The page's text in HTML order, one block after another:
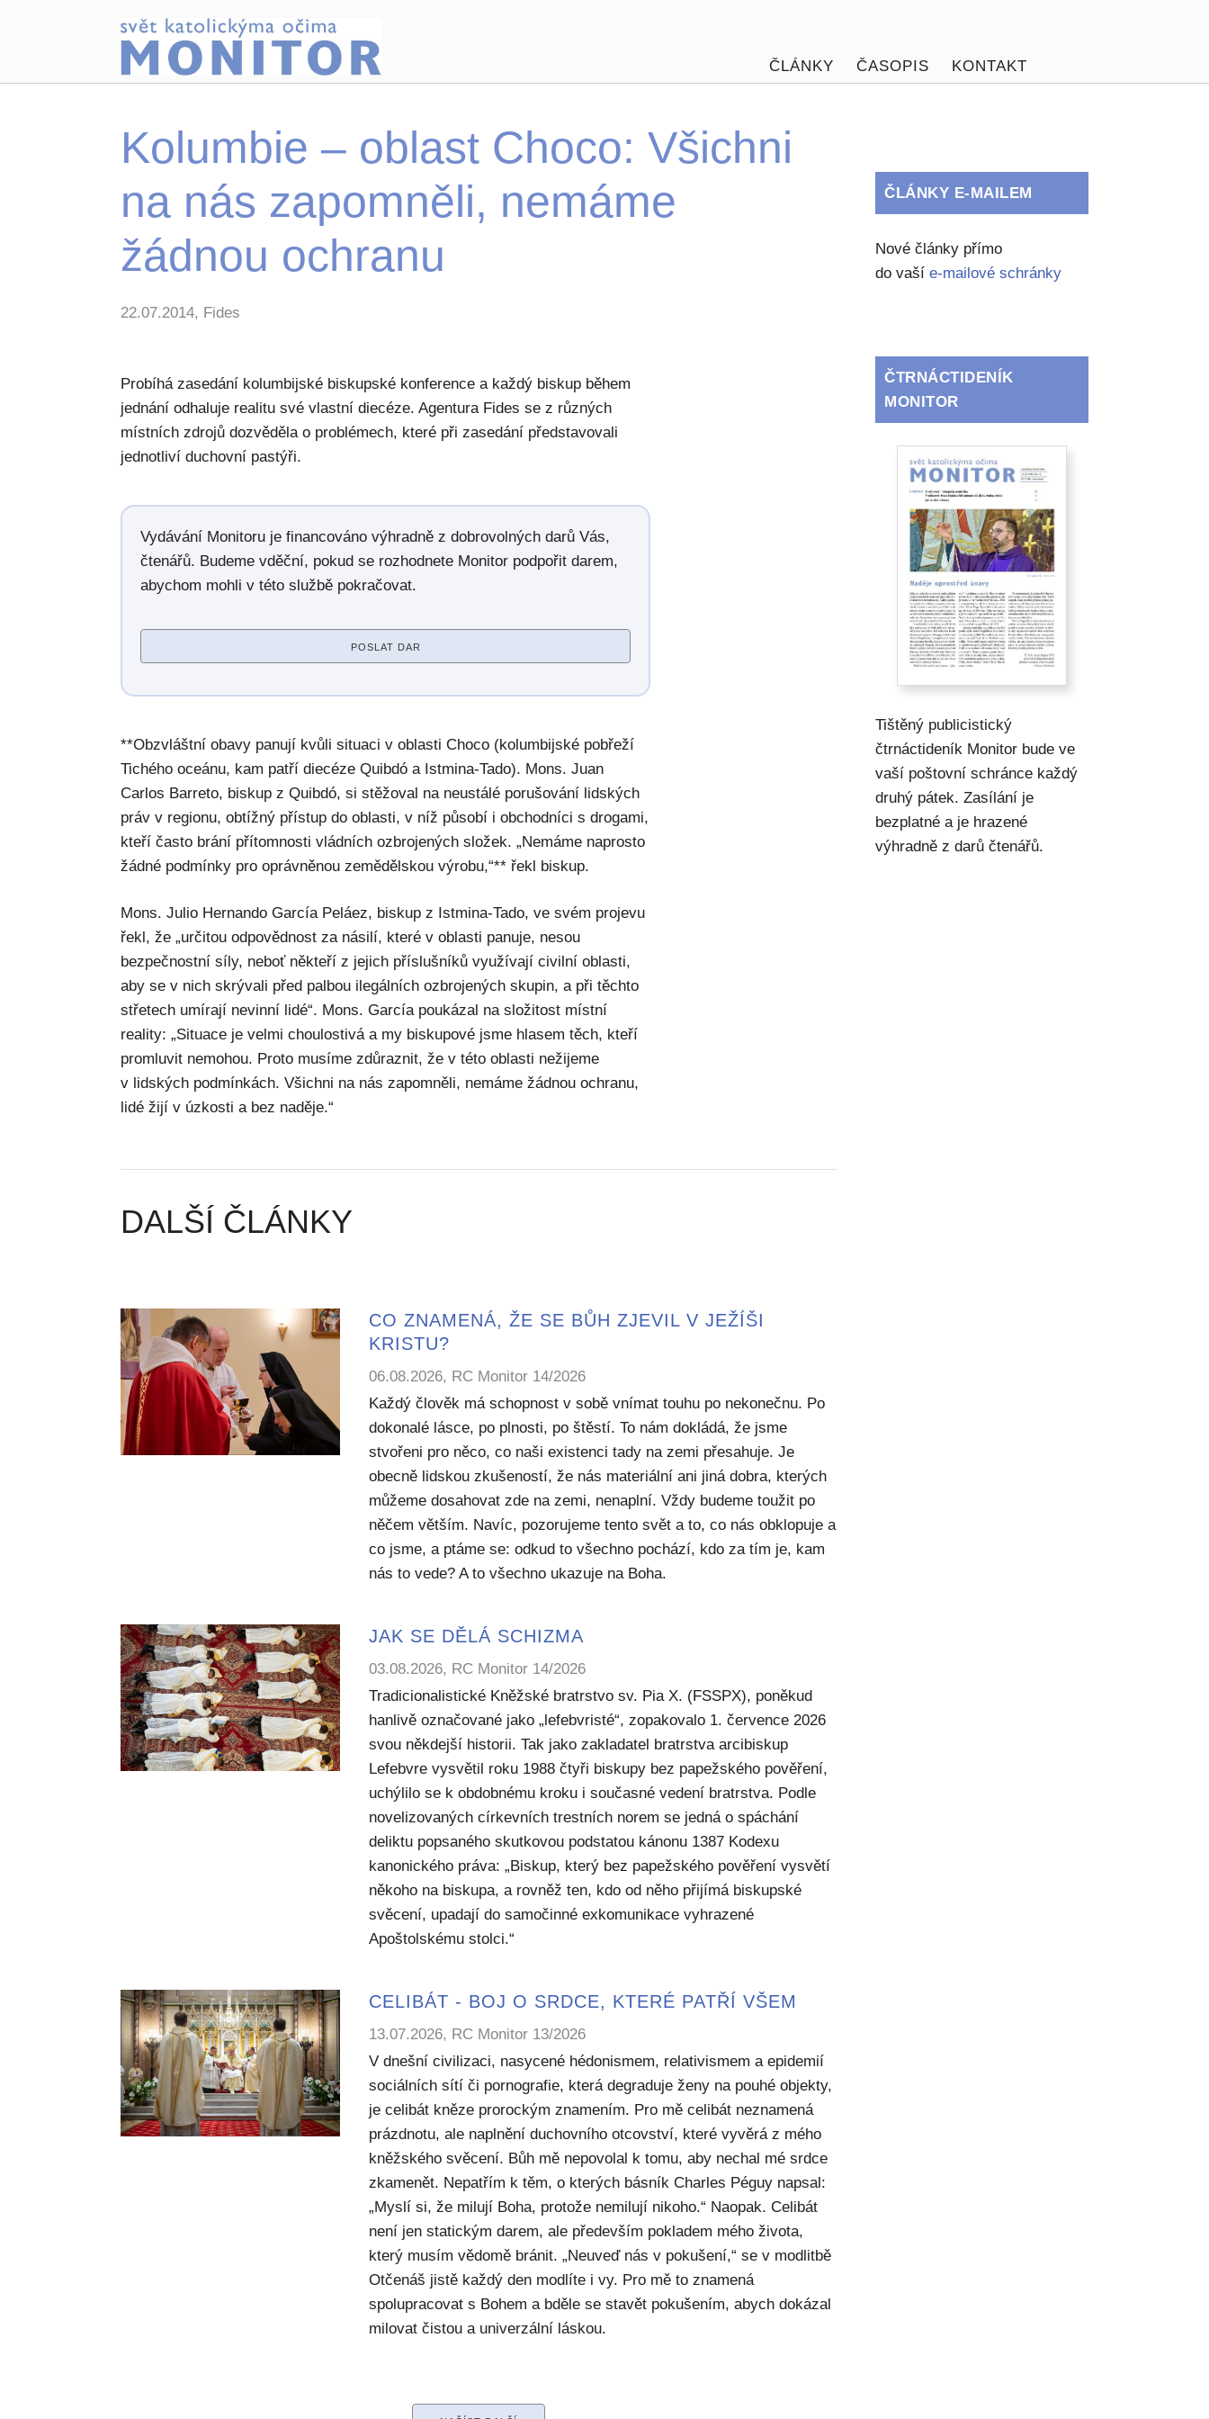
ČLÁNKY ČASOPIS KONTAKT
Kolumbie – oblast Choco: Všichni
na nás zapomněli, nemáme
žádnou ochranu
22.07.2014, Fides
Probíhá zasedání kolumbijské biskupské konference a každý biskup během
jednání odhaluje realitu své vlastní diecéze. Agentura Fides se z různých
místních zdrojů dozvěděla o problémech, které při zasedání představovali
jednotliví duchovní pastýři.
Vydávání Monitoru je financováno výhradně z dobrovolných darů Vás,
čtenářů. Budeme vděční, pokud se rozhodnete Monitor podpořit darem,
abychom mohli v této službě pokračovat.
POSLAT DAR
**Obzvláštní obavy panují kvůli situaci v oblasti Choco (kolumbijské pobřeží
Tichého oceánu, kam patří diecéze Quibdó a Istmina-Tado). Mons. Juan
Carlos Barreto, biskup z Quibdó, si stěžoval na neustálé porušování lidských
práv v regionu, obtížný přístup do oblasti, v níž působí i obchodníci s drogami,
kteří často brání přítomnosti vládních ozbrojených složek. „Nemáme naprosto
žádné podmínky pro oprávněnou zemědělskou výrobu,“** řekl biskup.
Mons. Julio Hernando García Peláez, biskup z Istmina-Tado, ve svém projevu
řekl, že „určitou odpovědnost za násilí, které v oblasti panuje, nesou
bezpečnostní síly, neboť někteří z jejich příslušníků využívají civilní oblasti,
aby se v nich skrývali před palbou ilegálních ozbrojených skupin, a při těchto
střetech umírají nevinní lidé“. Mons. García poukázal na složitost místní
reality: „Situace je velmi choulostivá a my biskupové jsme hlasem těch, kteří
promluvit nemohou. Proto musíme zdůraznit, že v této oblasti nežijeme
v lidských podmínkách. Všichni na nás zapomněli, nemáme žádnou ochranu,
lidé žijí v úzkosti a bez naděje.“
DALŠÍ ČLÁNKY
CO ZNAMENÁ, ŽE SE BŮH ZJEVIL V JEŽÍŠI
KRISTU?
06.08.2026, RC Monitor 14/2026
Každý člověk má schopnost v sobě vnímat touhu po nekonečnu. Po
dokonalé lásce, po plnosti, po štěstí. To nám dokládá, že jsme
stvořeni pro něco, co naši existenci tady na zemi přesahuje. Je
obecně lidskou zkušeností, že nás materiální ani jiná dobra, kterých
můžeme dosahovat zde na zemi, nenaplní. Vždy budeme toužit po
něčem větším. Navíc, pozorujeme tento svět a to, co nás obklopuje a
co jsme, a ptáme se: odkud to všechno pochází, kdo za tím je, kam
nás to vede? A to všechno ukazuje na Boha.
JAK SE DĚLÁ SCHIZMA
03.08.2026, RC Monitor 14/2026
Tradicionalistické Kněžské bratrstvo sv. Pia X. (FSSPX), poněkud
hanlivě označované jako „lefebvristé“, zopakovalo 1. července 2026
svou někdejší historii. Tak jako zakladatel bratrstva arcibiskup
Lefebvre vysvětil roku 1988 čtyři biskupy bez papežského pověření,
uchýlilo se k obdobnému kroku i současné vedení bratrstva. Podle
novelizovaných církevních trestních norem se jedná o spáchání
deliktu popsaného skutkovou podstatou kánonu 1387 Kodexu
kanonického práva: „Biskup, který bez papežského pověření vysvětí
někoho na biskupa, a rovněž ten, kdo od něho přijímá biskupské
svěcení, upadají do samočinné exkomunikace vyhrazené
Apoštolskému stolci.“
CELIBÁT - BOJ O SRDCE, KTERÉ PATŘÍ VŠEM
13.07.2026, RC Monitor 13/2026
V dnešní civilizaci, nasycené hédonismem, relativismem a epidemií
sociálních sítí či pornografie, která degraduje ženy na pouhé objekty,
je celibát kněze prorockým znamením. Pro mě celibát neznamená
prázdnotu, ale naplnění duchovního otcovství, které vyvěrá z mého
kněžského svěcení. Bůh mě nepovolal k tomu, aby nechal mé srdce
zkamenět. Nepatřím k těm, o kterých básník Charles Péguy napsal:
„Myslí si, že milují Boha, protože nemilují nikoho.“ Naopak. Celibát
není jen statickým darem, ale především pokladem mého života,
který musím vědomě bránit. „Neuveď nás v pokušení,“ se v modlitbě
Otčenáš jistě každý den modlíte i vy. Pro mě to znamená
spolupracovat s Bohem a bděle se stavět pokušením, abych dokázal
milovat čistou a univerzální láskou.
ČLÁNKY E-MAILEM
Nové články přímo
do vašíe-mailové schránky
ČTRNÁCTIDENÍK
MONITOR
Tištěný publicistický
čtrnáctideník Monitor bude ve
vaší poštovní schránce každý
druhý pátek. Zasílání je
bezplatné a je hrazené
výhradně z darů čtenářů.